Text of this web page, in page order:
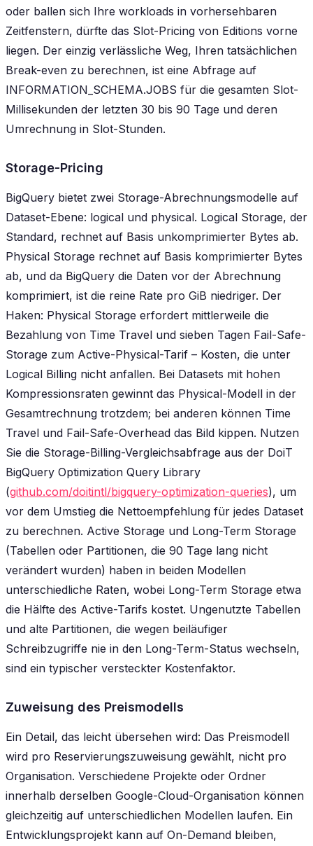
oder ballen sich Ihre workloads in vorhersehbaren
Zeitfenstern, dürfte das Slot-Pricing von Editions vorne
liegen. Der einzig verlässliche Weg, Ihren tatsächlichen
Break-even zu berechnen, ist eine Abfrage auf
INFORMATION_SCHEMA.JOBS für die gesamten Slot-
Millisekunden der letzten 30 bis 90 Tage und deren
Umrechnung in Slot-Stunden.
Storage-Pricing
BigQuery bietet zwei Storage-Abrechnungsmodelle auf
Dataset-Ebene: logical und physical. Logical Storage, der
Standard, rechnet auf Basis unkomprimierter Bytes ab.
Physical Storage rechnet auf Basis komprimierter Bytes
ab, und da BigQuery die Daten vor der Abrechnung
komprimiert, ist die reine Rate pro GiB niedriger. Der
Haken: Physical Storage erfordert mittlerweile die
Bezahlung von Time Travel und sieben Tagen Fail-Safe-
Storage zum Active-Physical-Tarif – Kosten, die unter
Logical Billing nicht anfallen. Bei Datasets mit hohen
Kompressionsraten gewinnt das Physical-Modell in der
Gesamtrechnung trotzdem; bei anderen können Time
Travel und Fail-Safe-Overhead das Bild kippen. Nutzen
Sie die Storage-Billing-Vergleichsabfrage aus der DoiT
BigQuery Optimization Query Library
(github.com/doitintl/bigquery-optimization-queries), um
vor dem Umstieg die Nettoempfehlung für jedes Dataset
zu berechnen. Active Storage und Long-Term Storage
(Tabellen oder Partitionen, die 90 Tage lang nicht
verändert wurden) haben in beiden Modellen
unterschiedliche Raten, wobei Long-Term Storage etwa
die Hälfte des Active-Tarifs kostet. Ungenutzte Tabellen
und alte Partitionen, die wegen beiläufiger
Schreibzugriffe nie in den Long-Term-Status wechseln,
sind ein typischer versteckter Kostenfaktor.
Zuweisung des Preismodells
Ein Detail, das leicht übersehen wird: Das Preismodell
wird pro Reservierungszuweisung gewählt, nicht pro
Organisation. Verschiedene Projekte oder Ordner
innerhalb derselben Google-Cloud-Organisation können
gleichzeitig auf unterschiedlichen Modellen laufen. Ein
Entwicklungsprojekt kann auf On-Demand bleiben,